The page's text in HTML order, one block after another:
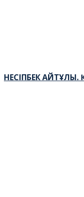
НЕСІПБЕК